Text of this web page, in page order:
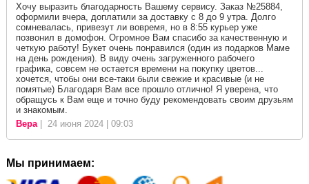
Хочу выразить благодарность Вашему сервису. Заказ №25884,
оформили вчера, доплатили за доставку с 8 до 9 утра. Долго
сомневалась, привезут ли вовремя, но в 8:55 курьер уже
позвонил в домофон. Огромное Вам спасибо за качественную и
четкую работу! Букет очень понравился (один из подарков Маме
на день рождения). В виду очень загруженного рабочего
графика, совсем не остается времени на покупку цветов...
хочется, чтобы они все-таки были свежие и красивые (и не
помятые) Благодаря Вам все прошло отлично! Я уверена, что
обращусь к Вам еще и точно буду рекомендовать своим друзьям
и знакомым.
Вера| 24 июня 2024 | 09:03
Мы принимаем: